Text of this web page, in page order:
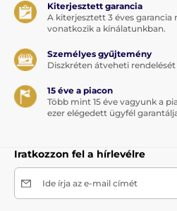
Kiterjesztett garancia
A kiterjesztett 3 éves
vonatkozik a kínálatunkban.
Személyes gyűjtemény
Diszkréten átveheti
15 éve a piacon
Több mint 15 éve vagyunk a
ezer elégedett ügyfél
Iratkozzon fel a hírlevélre
Ide írja az e-mail címét